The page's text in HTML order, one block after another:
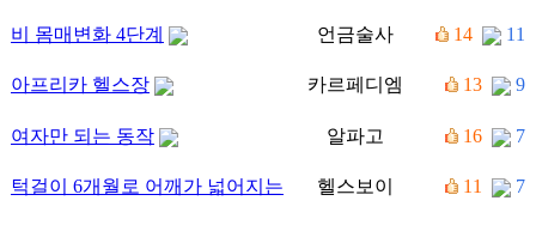
비 몸매변화 4단계 언금술사 14 11
아프리카 헬스장 카르페디엠 13 9
여자만 되는 동작 알파고 16 7
턱걸이 6개월로 어깨가 넓어지는
헬스보이 11 7